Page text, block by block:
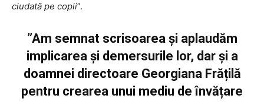
ciudată pe copii”.
”Am semnat scrisoarea și aplaudăm
implicarea și demersurile lor, dar și a
doamnei directoare Georgiana Frățilă
pentru crearea unui mediu de învățare